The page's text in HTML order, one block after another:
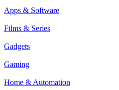
Apps & Software
Films & Series
Gadgets
Gaming
Home & Automation